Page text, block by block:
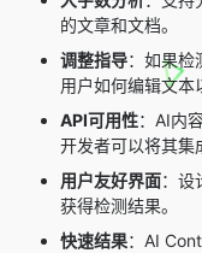
的文章和文档。
调整指导：如果检
用户如何编辑文本
API可用性：AI内
开发者可以将其集
用户友好界面：设
获得检测结果。
快速结果：AI